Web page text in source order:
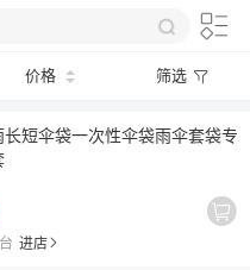
价格 筛选
短伞袋一次性伞袋雨伞套袋专
进店